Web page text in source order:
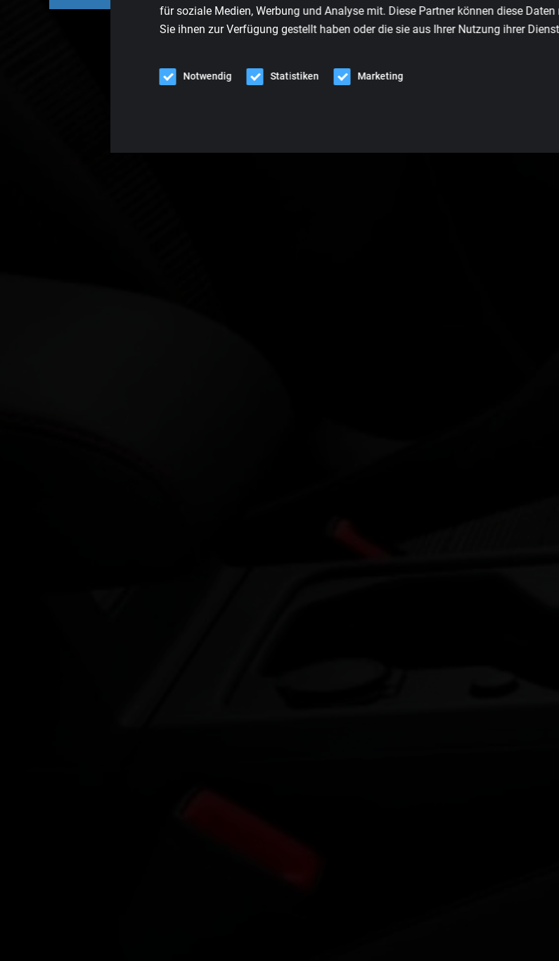
für soziale Medien, Werbung und Analyse mit. Diese Partner können diese
Sie ihnen zur Verfügung gestellt haben oder die sie aus Ihrer Nutzung ihrer
Notwendig Statistiken Marketing